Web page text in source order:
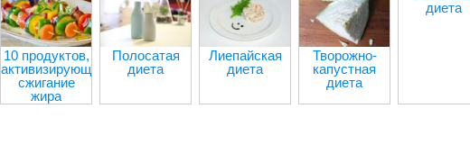
10 продуктов,
активизирующих
сжигание
жира
Полосатая
диета
Лиепайская
диета
Творожно-
капустная
диета
диета